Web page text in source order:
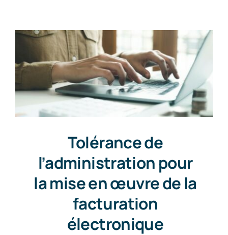
Contact
Tolérance de
l’administration pour
la mise en œuvre de la
facturation
électronique